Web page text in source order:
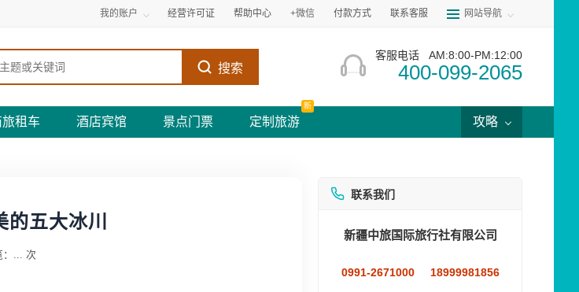
我的账户 经营许可证 帮助中心 +微信 付款方式 联系客服 网站导航
搜索
客服电话 AM:8:00-PM:12:00
400-099-2065
旅租车 酒店宾馆 景点门票 定制旅游
新
攻略
五大冰川
... 次
联系我们
新疆中旅国际旅行社有限公司
0991-2671000 18999981856